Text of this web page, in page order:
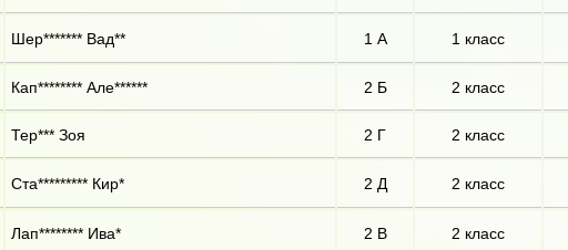
Шер******* Вад** 1 А 1 класс
Кап******** Але****** 2 Б 2 класс
Тер*** Зоя 2 Г 2 класс
Ста********* Кир* 2 Д 2 класс
Лап******** Ива* 2 В 2 класс